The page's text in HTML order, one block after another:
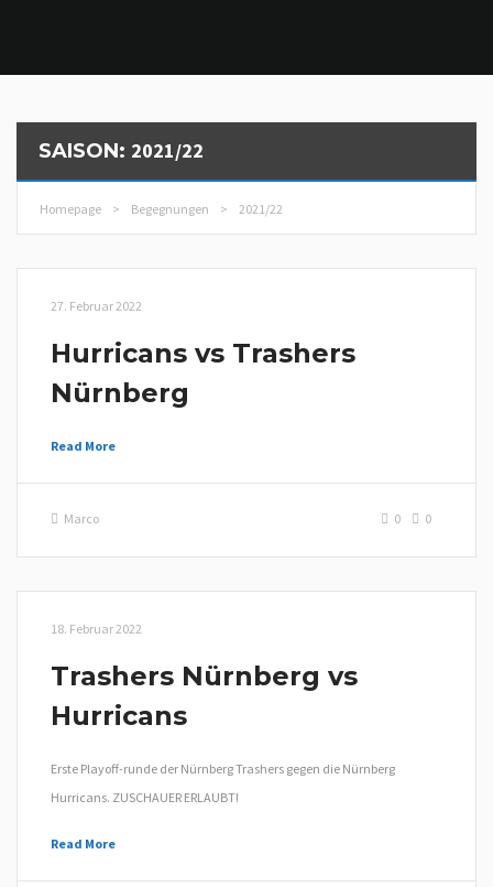
SAISON: 2021/22
Homepage > Begegnungen > 2021/22
27. Februar 2022
Hurricans vs Trashers
Nürnberg
Read More
Marco 0
0
18. Februar 2022
Trashers Nürnberg vs
Hurricans
Erste Playoff-runde der Nürnberg Trashers gegen die Nürnberg
Hurricans. ZUSCHAUER ERLAUBT!
Read More